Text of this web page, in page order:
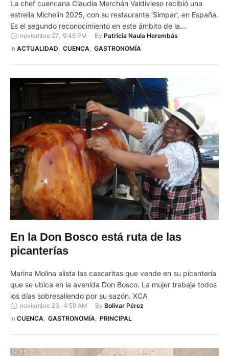
La chef cuencana Claudia Merchán Valdivieso recibió una
estrella Michelin 2025, con su restaurante ‘Simpar’, en España.
Es el segundo reconocimiento en este ámbito de la
Gastronomía, que enorgullece al Ecuador. La estrella Michelin
es la distinción más prestigiosa para un chef a nivel mundial.
noviembre 27 9:45 PM By Patricia Naula Herembás
In ACTUALIDAD, CUENCA, GASTRONOMÍA
En la Don Bosco está ruta de las
picanterías
Marina Molina alista las cascaritas que vende en su picantería
que se ubica en la avenida Don Bosco. La mujer trabaja todos
los días sobresaliendo por su sazón. XCA
noviembre 23 4:59 AM By Bolívar Pérez
In CUENCA, GASTRONOMÍA, PRINCIPAL